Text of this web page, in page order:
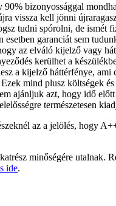
90% bizonyossággal
vissza kell jönni
tudni spórolni, de ismét
esetben garanciát sem
az elváló kijelző vagy
kerülhet a
a kijelző háttérfénye, ami
mind plusz költségek
ajánljuk azt, hogy idő
természetesen
az a jelölés, hogy
minőségére utalnak.
ide.